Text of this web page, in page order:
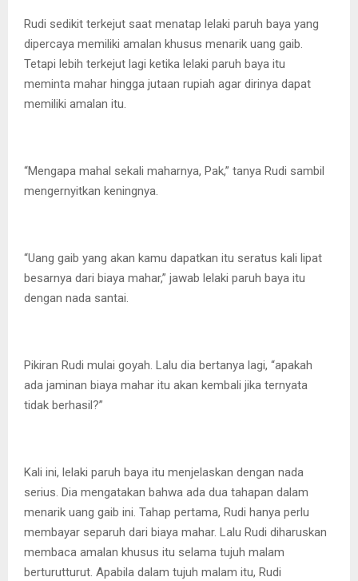
Rudi sedikit terkejut saat menatap lelaki paruh baya yang
dipercaya memiliki amalan khusus menarik uang gaib.
Tetapi lebih terkejut lagi ketika lelaki paruh baya itu
meminta mahar hingga jutaan rupiah agar dirinya dapat
memiliki amalan itu.
“Mengapa mahal sekali maharnya, Pak,” tanya Rudi sambil
mengernyitkan keningnya.
“Uang gaib yang akan kamu dapatkan itu seratus kali lipat
besarnya dari biaya mahar,” jawab lelaki paruh baya itu
dengan nada santai.
Pikiran Rudi mulai goyah. Lalu dia bertanya lagi, “apakah
ada jaminan biaya mahar itu akan kembali jika ternyata
tidak berhasil?”
Kali ini, lelaki paruh baya itu menjelaskan dengan nada
serius. Dia mengatakan bahwa ada dua tahapan dalam
menarik uang gaib ini. Tahap pertama, Rudi hanya perlu
membayar separuh dari biaya mahar. Lalu Rudi diharuskan
membaca amalan khusus itu selama tujuh malam
berturutturut. Apabila dalam tujuh malam itu, Rudi